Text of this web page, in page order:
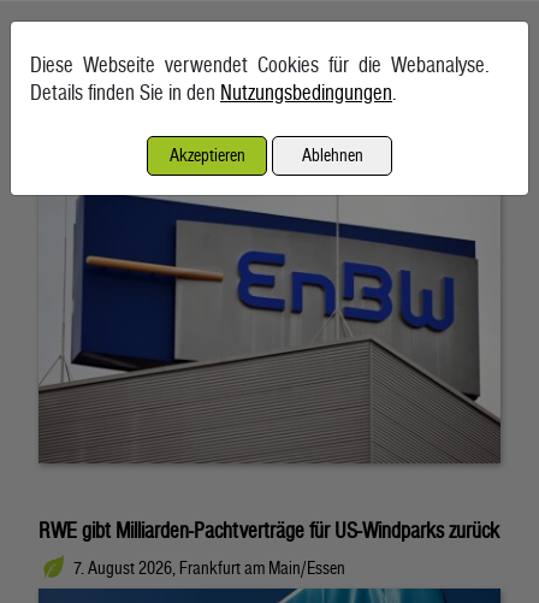
EnBW bestätigt Jahresprognose trotz Gewinnrückgangs
7. August 2026, Karlsruhe
RWE gibt Milliarden-Pachtverträge für US-Windparks zurück
7. August 2026, Frankfurt am Main/Essen
Diese Webseite verwendet Cookies für die Webanalyse.
Details finden Sie in den Nutzungsbedingungen.
Akzeptieren Ablehnen